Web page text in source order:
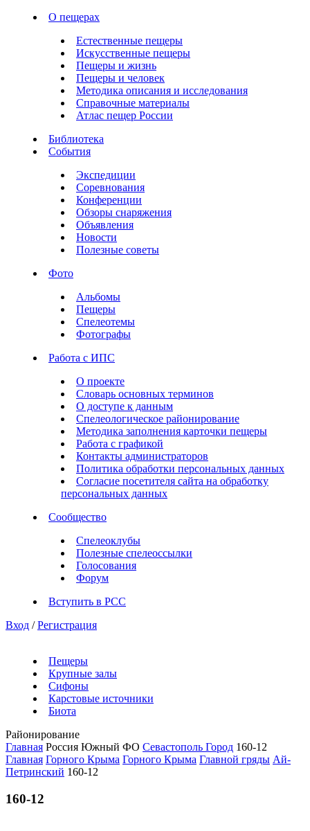
О пещерах
Естественные пещеры
Искусственные пещеры
Пещеры и жизнь
Пещеры и человек
Методика описания и исследования
Справочные материалы
Атлас пещер России
Библиотека
События
Экспедиции
Соревнования
Конференции
Обзоры снаряжения
Объявления
Новости
Полезные советы
Фото
Альбомы
Пещеры
Спелеотемы
Фотографы
Работа с ИПС
О проекте
Словарь основных терминов
О доступе к данным
Спелеологическое районирование
Методика заполнения карточки пещеры
Работа с графикой
Контакты администраторов
Политика обработки персональных данных
Согласие посетителя сайта на обработку
персональных данных
Сообщество
Спелеоклубы
Полезные спелеоссылки
Голосования
Форум
Вступить в РСС
Вход / Регистрация
Пещеры
Крупные залы
Сифоны
Карстовые источники
Биота
Районирование
Главная Россия Южный ФО Севастополь Город 160-12
Главная Горного Крыма Горного Крыма Главной гряды Ай-
Петринский 160-12
160-12